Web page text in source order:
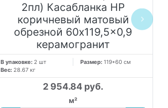
2пл) Касабланка HP
коричневый матовый
обрезной 60x119,5x0,9
керамогранит
В упаковке: 2 шт Размер: 119*60 см
Вес: 28.67 кг
2 954.84 руб.
м²